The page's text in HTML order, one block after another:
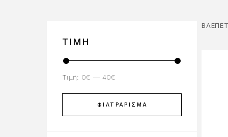
ΤΙΜΉ
ΦΙΛΤΡΆΡΙΣΜΑ
Τιμή: 0€ — 40€